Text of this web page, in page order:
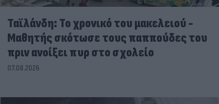
Ταϊλάνδη: Το χρονικό του μακελειού -
Μαθητής σκότωσε τους παππούδες του
πριν ανοίξει πυρ στο σχολείο
07.08.2026